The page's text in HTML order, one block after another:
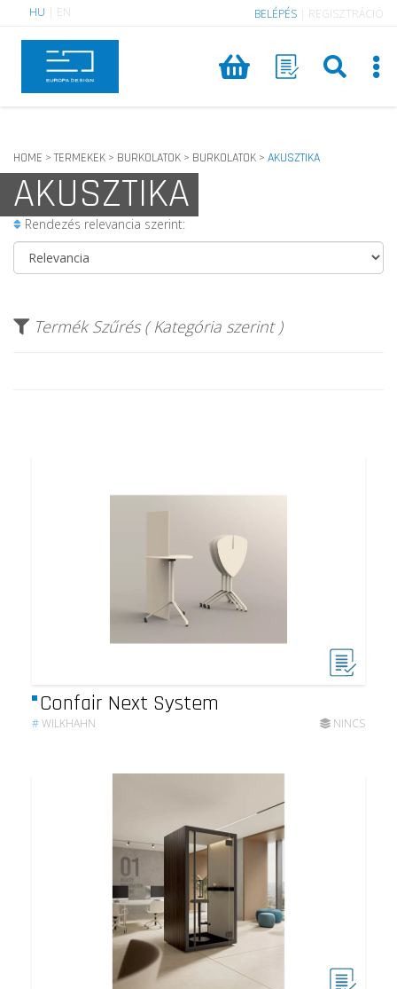
HU EN BELÉPÉS REGISZTRÁCIÓ
HOME > TERMEKEK > BURKOLATOK > BURKOLATOK > AKUSZTIKA
AKUSZTIKA
Rendezés relevancia szerint:
Termék Szűrés ( Kategória szerint )
Confair Next System
#WILKHAHN NINCS